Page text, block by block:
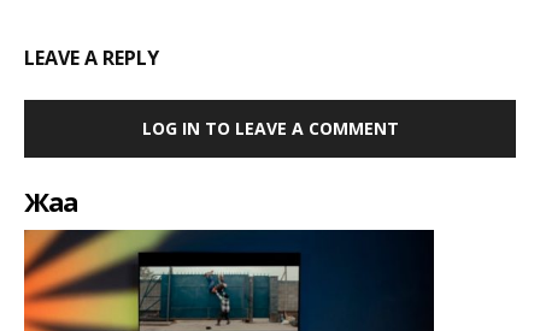
LEAVE A REPLY
LOG IN TO LEAVE A COMMENT
Жаңа